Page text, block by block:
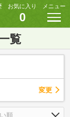
お気に入り
0
メニュー
覧
変更